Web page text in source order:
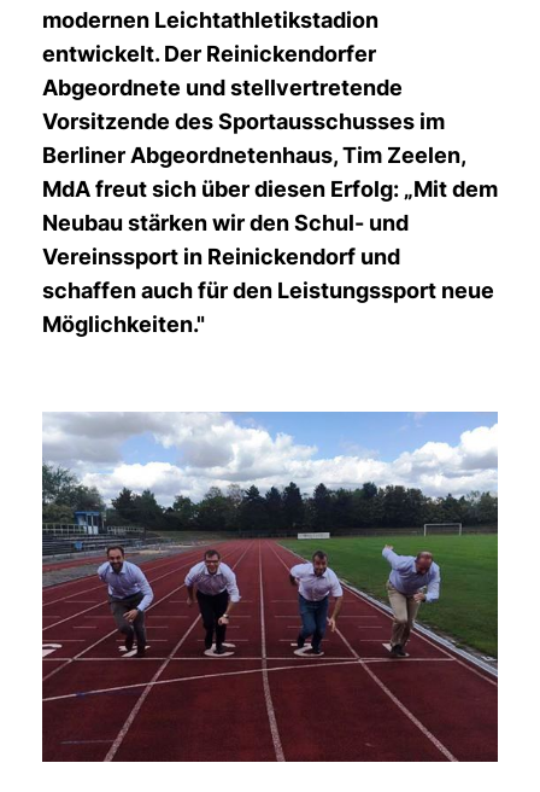
modernen Leichtathletikstadion
entwickelt. Der Reinickendorfer
Abgeordnete und stellvertretende
Vorsitzende des Sportausschusses im
Berliner Abgeordnetenhaus, Tim Zeelen,
MdA freut sich über diesen Erfolg: „Mit dem
Neubau stärken wir den Schul- und
Vereinssport in Reinickendorf und
schaffen auch für den Leistungssport neue
Möglichkeiten."